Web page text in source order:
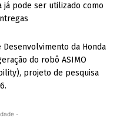
já pode ser utilizado como
da Honda
do robô ASIMO
projeto de pesquisa
-